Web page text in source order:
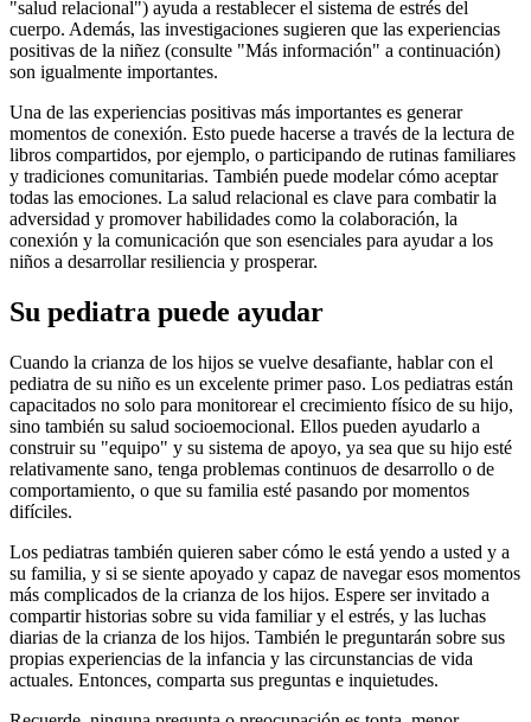
"salud relacional") ayuda a restablecer el sistema de estrés del
cuerpo. Además, las investigaciones sugieren que las experiencias
positivas de la niñez (consulte "Más información" a continuación)
son igualmente importantes.
Una de las experiencias positivas más importantes es generar
momentos de conexión. Esto puede hacerse a través de la lectura de
libros compartidos, por ejemplo, o participando de rutinas familiares
y tradiciones comunitarias. También puede modelar cómo aceptar
todas las emociones. La salud relacional es clave para combatir la
adversidad y promover habilidades como la colaboración, la
conexión y la comunicación que son esenciales para ayudar a los
niños a desarrollar resiliencia y prosperar.
Su pediatra puede ayudar
Cuando la crianza de los hijos se vuelve desafiante, hablar con el
pediatra de su niño es un excelente primer paso. Los pediatras están
capacitados no solo para monitorear el crecimiento físico de su hijo,
sino también su salud socioemocional. Ellos pueden ayudarlo a
construir su "equipo" y su sistema de apoyo, ya sea que su hijo esté
relativamente sano, tenga problemas continuos de desarrollo o de
comportamiento, o que su familia esté pasando por momentos
difíciles.
Los pediatras también quieren saber cómo le está yendo a usted y a
su familia, y si se siente apoyado y capaz de navegar esos momentos
más complicados de la crianza de los hijos. Espere ser invitado a
compartir historias sobre su vida familiar y el estrés, y las luchas
diarias de la crianza de los hijos. También le preguntarán sobre sus
propias experiencias de la infancia y las circunstancias de vida
actuales. Entonces, comparta sus preguntas e inquietudes.